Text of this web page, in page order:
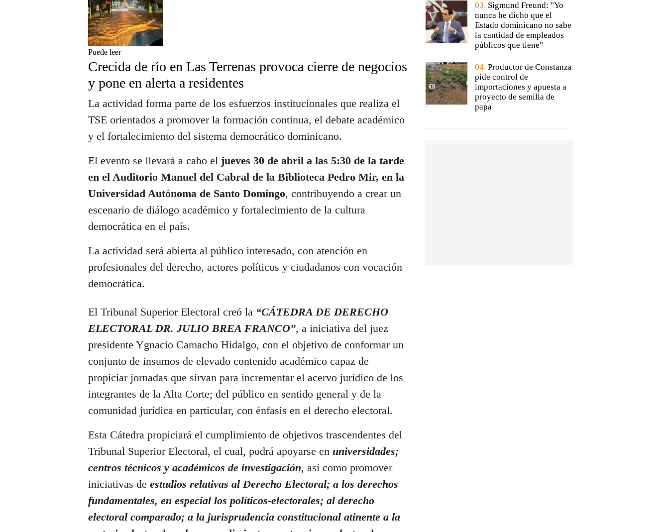
Puede leer
Crecida de río en Las Terrenas provoca cierre de negocios
y pone en alerta a residentes
La actividad forma parte de los esfuerzos institucionales que realiza el
TSE orientados a promover la formación continua, el debate académico
y el fortalecimiento del sistema democrático dominicano.
El evento se llevará a cabo el jueves 30 de abril a las 5:30 de la tarde
en el Auditorio Manuel del Cabral de la Biblioteca Pedro Mir, en la
Universidad Autónoma de Santo Domingo, contribuyendo a crear un
escenario de diálogo académico y fortalecimiento de la cultura
democrática en el país.
La actividad será abierta al público interesado, con atención en
profesionales del derecho, actores políticos y ciudadanos con vocación
democrática.
El Tribunal Superior Electoral creó la “CÁTEDRA DE DERECHO
ELECTORAL DR. JULIO BREA FRANCO”, a iniciativa del juez
presidente Ygnacio Camacho Hidalgo, con el objetivo de conformar un
conjunto de insumos de elevado contenido académico capaz de
propiciar jornadas que sirvan para incrementar el acervo jurídico de los
integrantes de la Alta Corte; del público en sentido general y de la
comunidad jurídica en particular, con énfasis en el derecho electoral.
Esta Cátedra propiciará el cumplimiento de objetivos trascendentes del
Tribunal Superior Electoral, el cual, podrá apoyarse en universidades;
centros técnicos y académicos de investigación, así como promover
iniciativas de estudios relativas al Derecho Electoral; a los derechos
fundamentales, en especial los políticos-electorales; al derecho
electoral comparado; a la jurisprudencia constitucional atinente a la
03. Sigmund Freund: "Yo
nunca he dicho que el
Estado dominicano no sabe
la cantidad de empleados
públicos que tiene"
04. Productor de Constanza
pide control de
importaciones y apuesta a
proyecto de semilla de
papa